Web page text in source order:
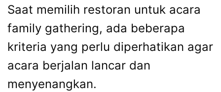
Saat memilih restoran untuk acara
family gathering, ada beberapa
kriteria yang perlu diperhatikan agar
acara berjalan lancar dan
menyenangkan.